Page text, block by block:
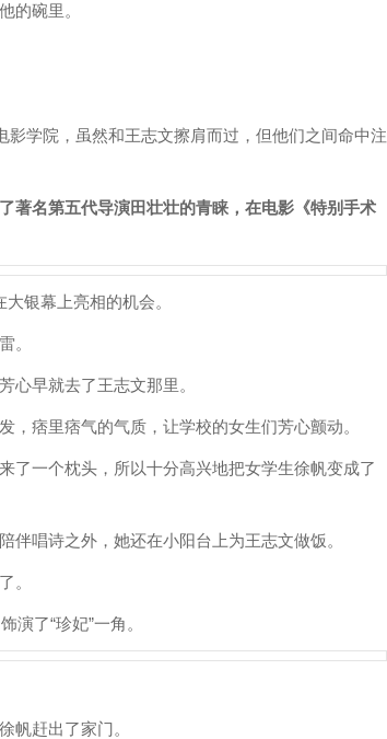
的碗里。
影学院，虽然和王志文擦肩而过，但他们之间命中注
著名第五代导演田壮壮的青睐，在电影《特别手术
银幕上亮相的机会。
。
心早就去了王志文那里。
痞里痞气的气质，让学校的女生们芳心颤动。
了一个枕头，所以十分高兴地把女学生徐帆变成了
唱诗之外，她还在小阳台上为王志文做饭。
。
了“珍妃”一角。
帆赶出了家门。